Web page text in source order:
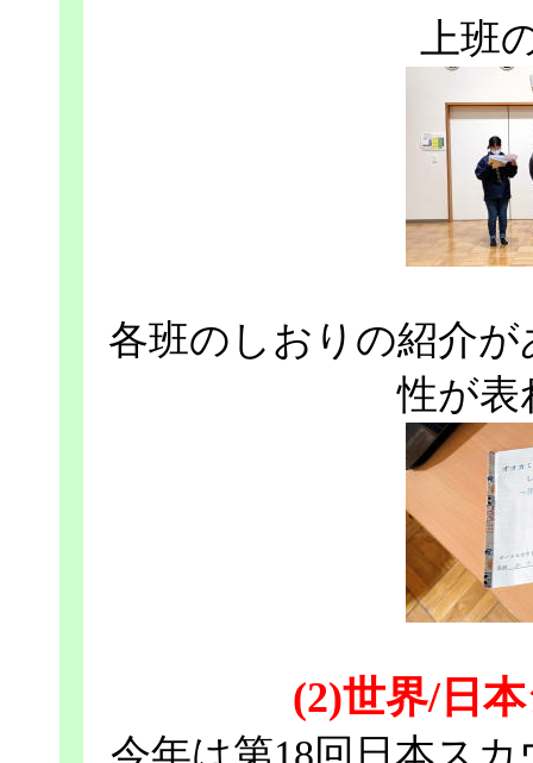
上班
各班のしおりの紹介
性が表
(2)世界/日
今年は第18回日本ス